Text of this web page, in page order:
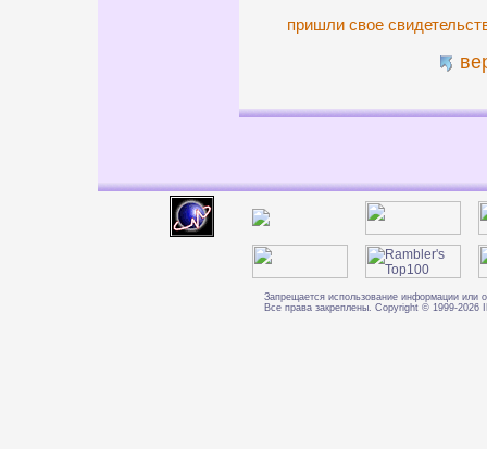
пришли свое
Запрещается использование информации или
Все права закреплены. Copyright © 1999-